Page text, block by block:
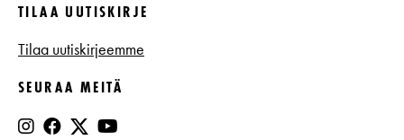
TILAA UUTISKIRJE
Tilaa uutiskirjeemme
SEURAA MEITÄ